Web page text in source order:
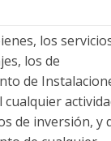
los
los de
de
de inversión, y